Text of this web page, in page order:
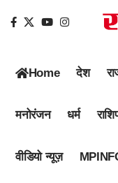
Home देश
मनोरंजन धर्म
वीडियो न्यूज़